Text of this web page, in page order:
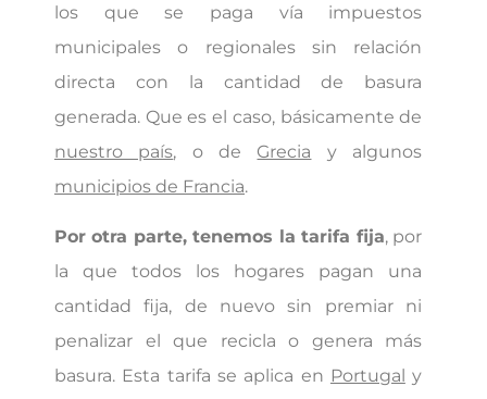
los que se paga vía impuestos
municipales o regionales sin relación
directa con la cantidad de basura
generada. Que es el caso, básicamente de
nuestro país, o de Grecia y algunos
municipios de Francia.
Por otra parte, tenemos la tarifa fija, por
la que todos los hogares pagan una
cantidad fija, de nuevo sin premiar ni
penalizar el que recicla o genera más
basura. Esta tarifa se aplica en Portugal y